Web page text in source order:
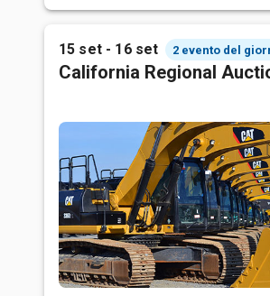
15 set - 16 set 2 evento del
California Regional